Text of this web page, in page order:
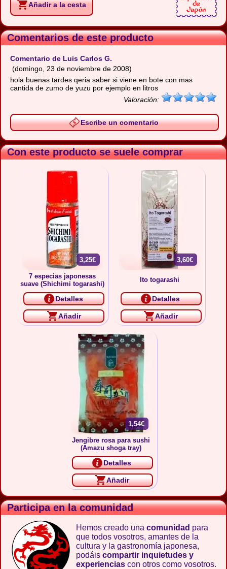
Añadir a la cesta
Comentarios de este producto
Comentario de Luis Carlos G.
(domingo, 23 de noviembre de 2008)
hola buenas tardes qeria saber si viene en bote con mas
cantida de zumo de yuzu por ejemplo en litros
Valoración:
Escribe un comentario
Con este producto se suele comprar
3,25€
7 especias japonesas
suave (Shichimi togarashi)
Detalles
Añadir
3,60€
Ito togarashi
Detalles
Añadir
1,54€
Jengibre rosa para sushi
(Amazu shoga tray)
Detalles
Añadir
Participa en la comunidad
Hemos creado una comunidad para
que todos vosotros, amantes de la
cultura y la gastronomía japonesa,
podáis compartir inquietudes y
experiencias con otros como vosotros.